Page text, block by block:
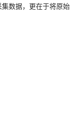
数据，更在于将原始